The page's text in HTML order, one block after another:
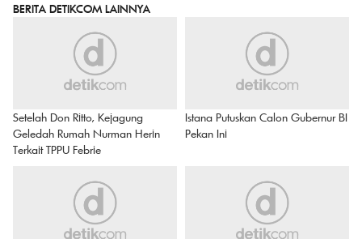
BERITA DETIKCOM LAINNYA
Setelah Don Ritto, Kejagung
Geledah Rumah Nurman Herin
Terkait TPPU Febrie
Istana Putuskan Calon Gubernur BI
Pekan Ini